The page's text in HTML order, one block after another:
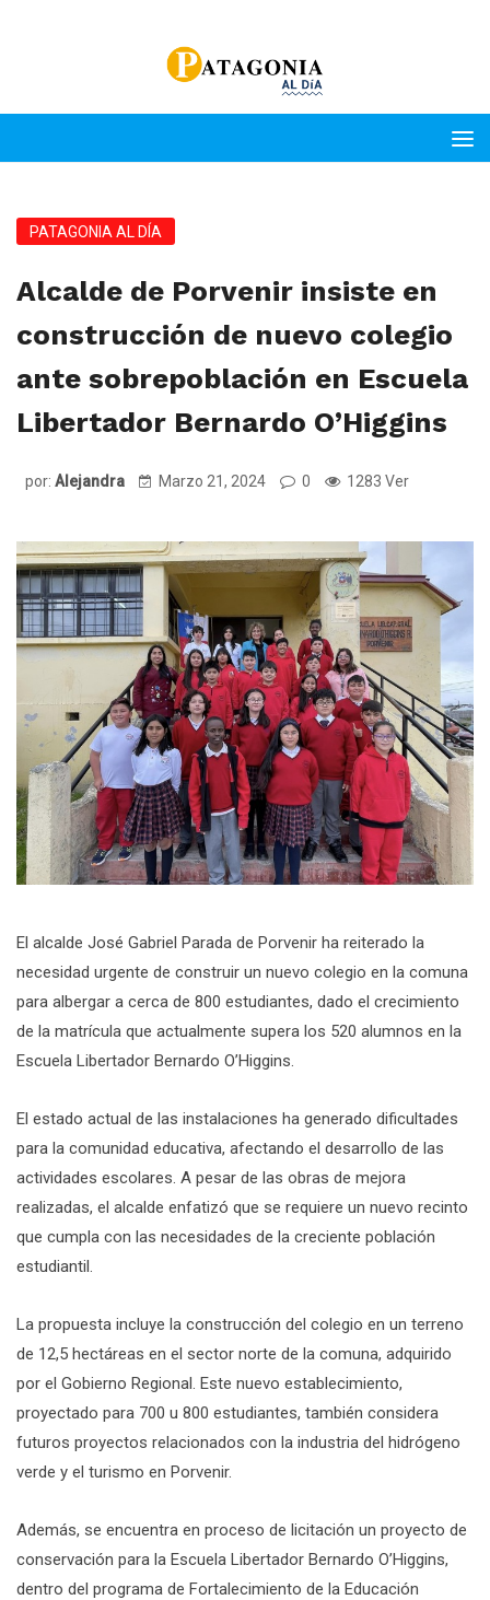
PATAGONIA AL DÍA
Alcalde de Porvenir insiste en
construcción de nuevo colegio
ante sobrepoblación en Escuela
Libertador Bernardo O’Higgins
por: Alejandra Marzo 21, 2024 0 1283 Ver
El alcalde José Gabriel Parada de Porvenir ha reiterado la
necesidad urgente de construir un nuevo colegio en la comuna
para albergar a cerca de 800 estudiantes, dado el crecimiento
de la matrícula que actualmente supera los 520 alumnos en la
Escuela Libertador Bernardo O’Higgins.
El estado actual de las instalaciones ha generado dificultades
para la comunidad educativa, afectando el desarrollo de las
actividades escolares. A pesar de las obras de mejora
realizadas, el alcalde enfatizó que se requiere un nuevo recinto
que cumpla con las necesidades de la creciente población
estudiantil.
La propuesta incluye la construcción del colegio en un terreno
de 12,5 hectáreas en el sector norte de la comuna, adquirido
por el Gobierno Regional. Este nuevo establecimiento,
proyectado para 700 u 800 estudiantes, también considera
futuros proyectos relacionados con la industria del hidrógeno
verde y el turismo en Porvenir.
Además, se encuentra en proceso de licitación un proyecto de
conservación para la Escuela Libertador Bernardo O’Higgins,
dentro del programa de Fortalecimiento de la Educación